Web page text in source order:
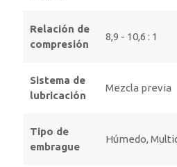
Relación de
compresión
8,9 - 10,6 : 1
Sistema de
lubricación
Mezcla previa
Tipo de
embrague
Húmedo,